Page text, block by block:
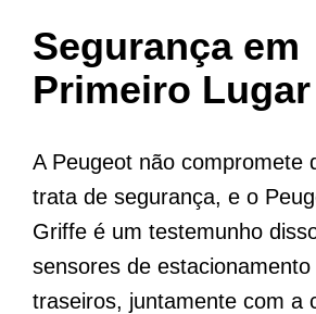
Segurança em
Primeiro Lugar
A Peugeot não compromete
trata de segurança, e o
Griffe é um testemunho
sensores de
traseiros, juntamente com a